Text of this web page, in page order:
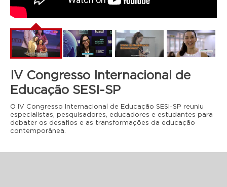
IV Congresso Internacional de
Educação SESI-SP
O IV Congresso Internacional de Educação SESI-SP reuniu
especialistas, pesquisadores, educadores e estudantes para
debater os desafios e as transformações da educação
contemporânea.